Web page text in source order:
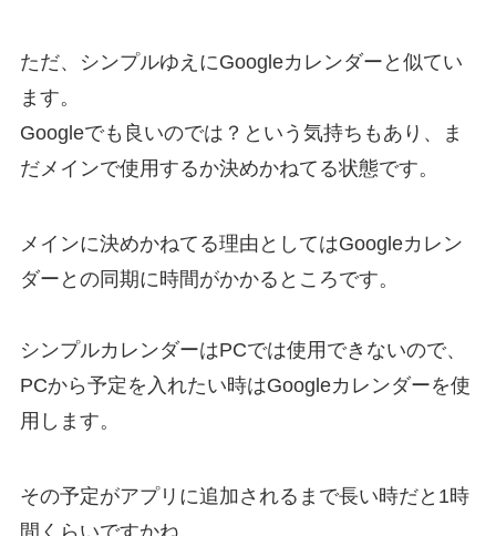
ただ、シンプルゆえにGoogleカレンダーと似てい
ます。
Googleでも良いのでは？という気持ちもあり、ま
だメインで使用するか決めかねてる状態です。
メインに決めかねてる理由としてはGoogleカレン
ダーとの同期に時間がかかるところです。
シンプルカレンダーはPCでは使用できないので、
PCから予定を入れたい時はGoogleカレンダーを使
用します。
その予定がアプリに追加されるまで長い時だと1時
間くらいですかね。